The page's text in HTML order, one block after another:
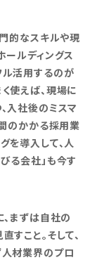
的なスキルや現
ールディングス
活用するのが
使えば、現場に
入社後のミスマ
のかかる採用業
を導入して、人
る会社」も今す
まずは自社の
こと。そして、
材業界のプロ